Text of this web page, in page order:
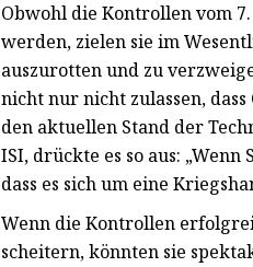
Obwohl die Kontrollen vom
werden, zielen sie im
auszurotten und zu
nicht nur nicht zulassen,
den aktuellen Stand der
ISI, drückte es so aus:
dass es sich um eine
Wenn die Kontrollen
scheitern, könnten sie